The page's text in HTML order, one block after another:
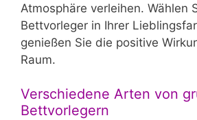
Atmosphäre verleihen. Wählen
Bettvorleger in Ihrer
genießen Sie die positive
Raum.
Verschiedene Arten von
Bettvorlegern